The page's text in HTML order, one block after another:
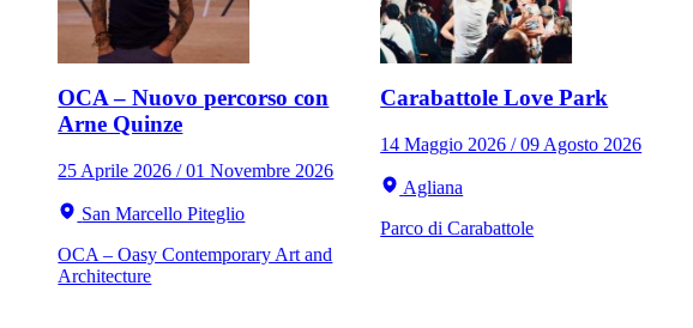
OCA – Nuovo percorso con
Arne Quinze
25 Aprile 2026 / 01 Novembre 2026
San Marcello Piteglio
OCA – Oasy Contemporary Art and
Architecture
Carabattole Love Park
14 Maggio 2026 / 09 Agosto 2026
Agliana
Parco di Carabattole